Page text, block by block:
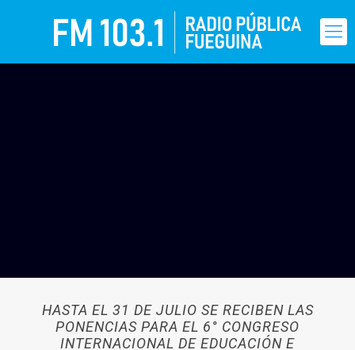
HASTA EL 31 DE JULIO SE RECIBEN LAS
PONENCIAS PARA EL 6° CONGRESO
INTERNACIONAL DE EDUCACIÓN E